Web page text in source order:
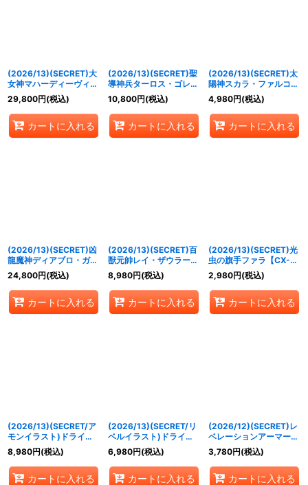
(2026/13)(SECRET)大
女神マハーディーヴィー
【CP-SEC】{BS76-
CP05}《黄》
29,800円(税込)
カートに入れる
(2026/13)(SECRET)聖
導神兵ターロス・ゴレム
【CP-SEC】{BS76-
CP06}《青》
10,800円(税込)
カートに入れる
(2026/13)(SECRET)太
陽神スカラ・ファルコン
Ω【CP-SEC】{BS76-
CP03}《緑》
4,980円(税込)
カートに入れる
(2026/13)(SECRET)凶
龍魔神ディアブロ・ガン
ディノス【AX-SEC】
{BS76-AX01}《紫》
24,800円(税込)
カートに入れる
(2026/13)(SECRET)百
獣元帥レイ・ザウラー・
ワイルズ【AX-SEC】
{BS76-AX02}《緑》
8,980円(税込)
カートに入れる
(2026/13)(SECRET)光
虫の旗手ファラ【CX-
SEC】{BS76-CX03}
《白》
2,980円(税込)
カートに入れる
(2026/13)(SECRET/ア
モンイラスト)ドライビ
ングフォース【X-SEC】
{BS76-X15}《多》
8,980円(税込)
カートに入れる
(2026/13)(SECRET/リ
ベルイラスト)ドライビ
ングフォース【X-SEC】
{BS76-X15}《多》
6,980円(税込)
カートに入れる
(2026/12)(SECRET)レ
ベレーションアーマー
(ミトライラスト/BS76
収録)【C-SEC】{BS74-
083}《白》
3,780円(税込)
カートに入れる